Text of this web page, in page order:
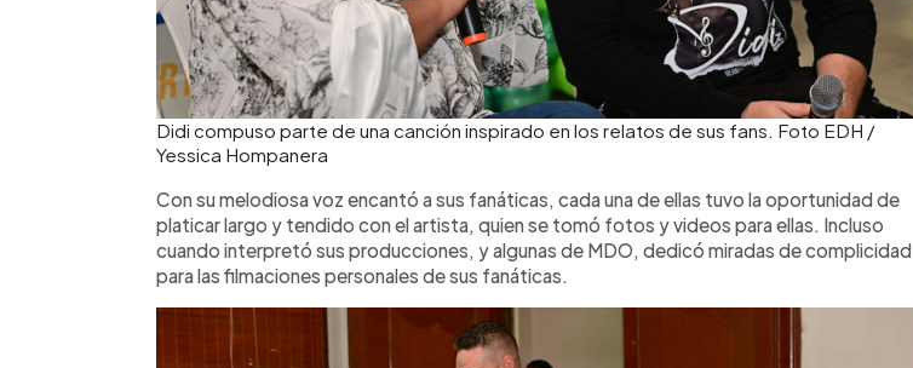
Didi compuso parte de una canción inspirado en los relatos de sus fans. Foto EDH /
Yessica Hompanera
Con su melodiosa voz encantó a sus fanáticas, cada una de ellas tuvo la oportunidad de
platicar largo y tendido con el artista, quien se tomó fotos y videos para ellas. Incluso
cuando interpretó sus producciones, y algunas de MDO, dedicó miradas de complicidad
para las filmaciones personales de sus fanáticas.